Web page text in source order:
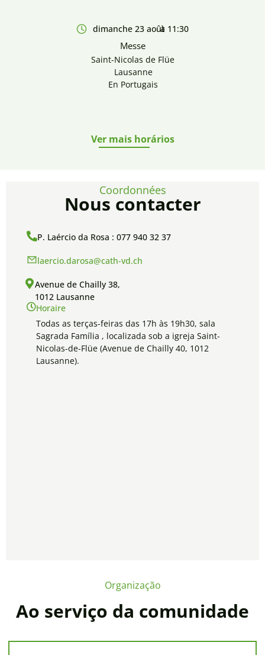
dimanche 23 aoûtà 11:30
Messe
Saint-Nicolas de Flüe
Lausanne
En Portugais
Ver mais horários
Coordonnées
Nous contacter
P. Laércio da Rosa : 077 940 32 37
laercio.darosa@cath-vd.ch
Avenue de Chailly 38,
1012 Lausanne
Horaire
Todas as terças-feiras das 17h às 19h30, sala
Sagrada Família , localizada sob a igreja Saint-
Nicolas-de-Flüe (Avenue de Chailly 40, 1012
Lausanne).
Organização
Ao serviço da comunidade